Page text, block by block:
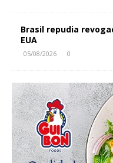
Brasil repudia
EUA
05/08/2026 0